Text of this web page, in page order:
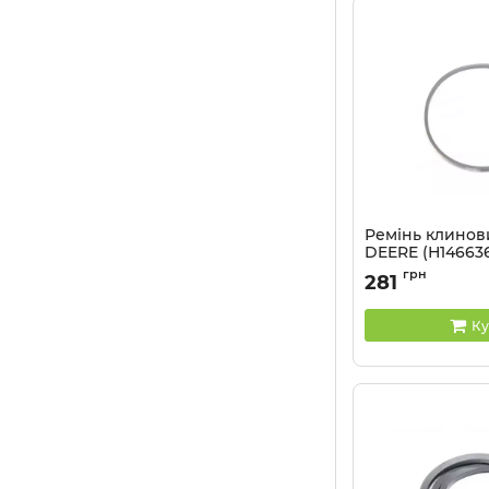
Ремінь
DEERE
Артикул: HA40
281 грн